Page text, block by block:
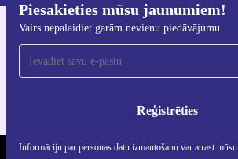
Piesakieties mūsu jaunumiem!
Vairs nepalaidiet garām nevienu piedāvājumu
Reģistrēties
Informāciju par personas datu izmantošanu var atrast mūsu
iOS un Android ierīcēm